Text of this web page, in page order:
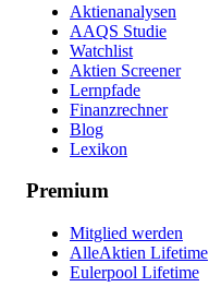
Aktienanalysen
AAQS Studie
Watchlist
Aktien Screener
Lernpfade
Finanzrechner
Blog
Lexikon
Premium
Mitglied werden
AlleAktien Lifetime
Eulerpool Lifetime